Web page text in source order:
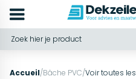
Accueil/Bâche PVC/Voir toutes